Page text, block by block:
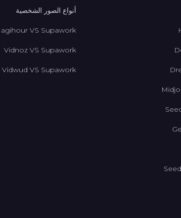
أنواع الصور الشخصية
VS Supawork
Vidnoz VS Supawork
Vidwud VS Supawork